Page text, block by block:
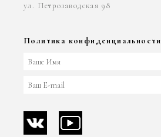
ул. Петрозаводская 98
Политика конфиденциальности